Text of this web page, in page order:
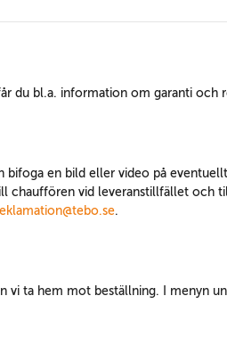
du bl.a. information om garanti och
en bild eller video på
chauffören vid leveranstillfället och
.
vi ta hem mot beställning. I menyn